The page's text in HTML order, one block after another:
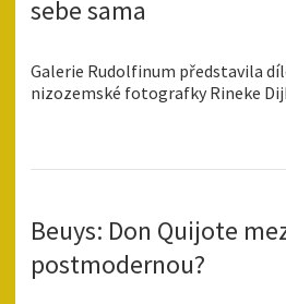
sebe sama
Galerie Rudolfinum představila
nizozemské fotografky Rineke
Beuys: Don Quijote
postmodernou?